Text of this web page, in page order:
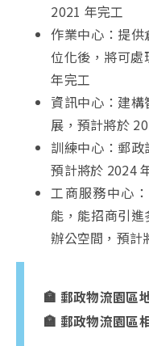
2021 年完工
作業中心：提
位化後，將可
年完工
資訊中心：建
展，預計將於
訓練中心：郵政
預計將於 2024
工商服務中心
能，能招商引
辦公空間，預計
🏣 郵政物流園區
🏣 郵政物流園區